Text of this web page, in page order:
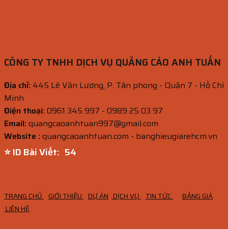
CÔNG TY TNHH DỊCH VỤ QUẢNG CÁO ANH TUẤN
Địa chỉ: 445 Lê Văn Lương, P. Tân phong - Quận 7 - Hồ Chí
Minh
Điện thoại:0961 345 997 - 0989 25 03 97
Email:quangcaoanhtuan997@gmail.com
Website :quangcaoanhtuan.com - banghieugiarehcm.vn
⭐ ID Bài Viết: 52
TRANG CHỦ GIỚI THIỆU DỰ ÁN DỊCH VỤ TIN TỨC
BẢNG GIÁ
LIÊN HỆ